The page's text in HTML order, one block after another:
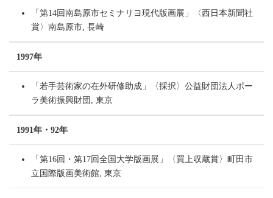
「第14回南島原市セミナリヨ現代版画展」〈西日本新聞社
賞〉南島原市, 長崎
1997年
「若手芸術家の在外研修助成」〈採択〉公益財団法人ポー
ラ美術振興財団, 東京
1991年・92年
「第16回・第17回全国大学版画展」〈買上収蔵賞〉町田市
立国際版画美術館, 東京